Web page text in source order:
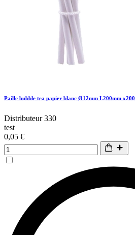
Paille bubble tea papier blanc Ø12mm L200mm x200
Distributeur 330
test
0,05 €